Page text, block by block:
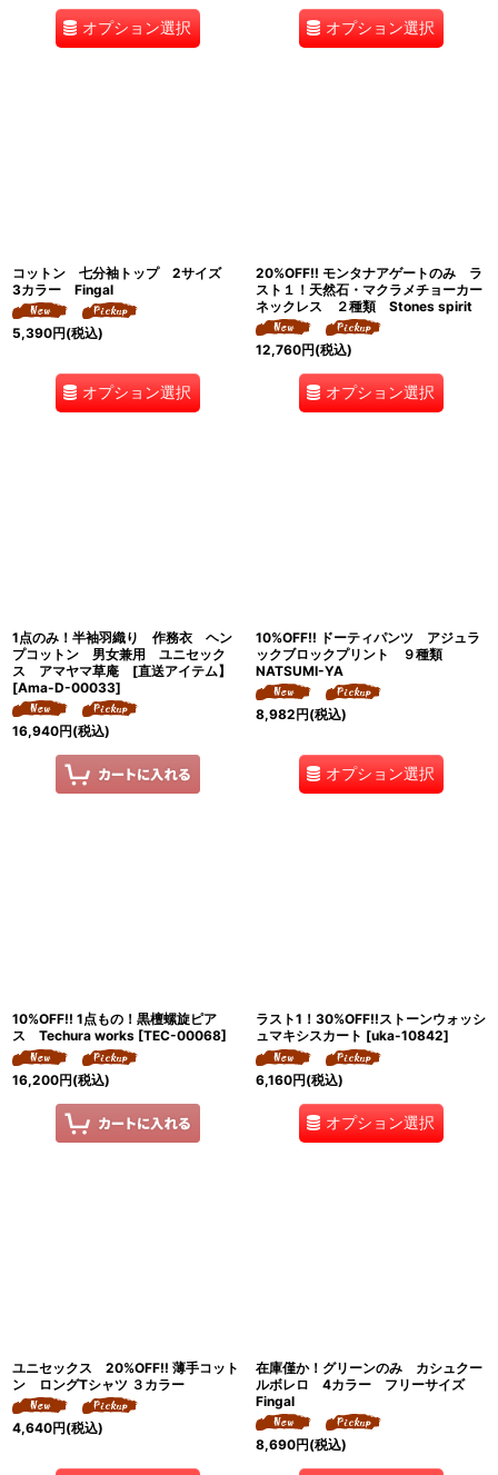
オプション選択 オプション選択
コットン 七分袖トップ 2サイズ
3カラー Fingal
5,390円(税込)
オプション選択
20%OFF!! モンタナアゲートのみ ラ
スト１！天然石・マクラメチョーカー
ネックレス ２種類 Stones spirit
12,760円(税込)
オプション選択
1点のみ！半袖羽織り 作務衣 ヘン
プコットン 男女兼用 ユニセック
ス アマヤマ草庵 [直送アイテム】
[Ama-D-00033]
16,940円(税込)
10%OFF!! ドーティパンツ アジュラ
ックブロックプリント ９種類
NATSUMI-YA
8,982円(税込)
オプション選択
10%OFF!! 1点もの！黒檀螺旋ピア
ス Techura works [TEC-00068]
16,200円(税込)
ラスト1！30%OFF!!ストーンウォッシ
ュマキシスカート [uka-10842]
6,160円(税込)
オプション選択
ユニセックス 20%OFF!! 薄手コット
ン ロングTシャツ ３カラー
4,640円(税込)
在庫僅か！グリーンのみ カシュクー
ルボレロ 4カラー フリーサイズ
Fingal
8,690円(税込)